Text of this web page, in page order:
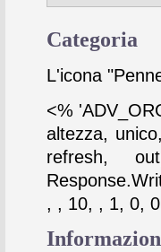
Categoria
L'icona
<%
altezza,
refresh,
, , 10, , 1, 0,